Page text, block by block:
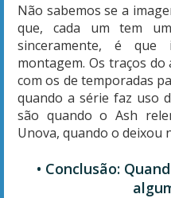
Não sabemos se a
que, cada um tem
sinceramente, é
montagem. Os traços
com os de temporadas
quando a série faz uso
são quando o Ash
Unova, quando o deixou
• Conclusão: